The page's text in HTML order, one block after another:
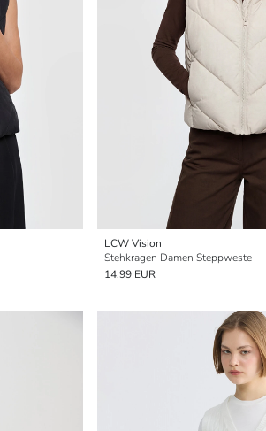
LCW Vision
Stehkragen Damen Steppweste
14.99 EUR